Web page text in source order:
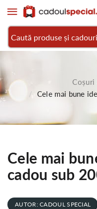
Coșuri
Cele mai bune
Cele mai
cadou sub
AUTOR: CADOUL SPECIAL